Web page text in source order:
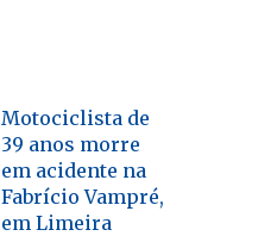
Motociclista de
39 anos morre
em acidente na
Fabrício Vampré,
em Limeira